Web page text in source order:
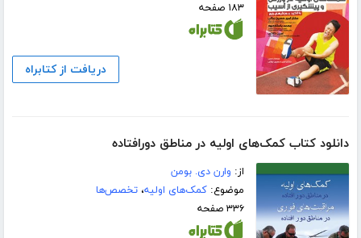
۱۸۳ صفحه
دریافت از کتابراه
دانلود کتاب کمک‌های اولیه در مناطق دورافتاده
از: وارن دی. بومن
موضوع:کمک‌های اولیه،تخصص‌ها
۳۳۶ صفحه